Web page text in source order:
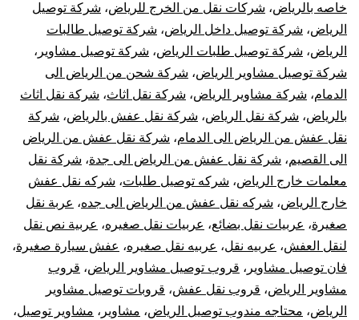
خاصه بالرياض، شركات نقل من الخرج للرياض، شركة توصيل
الرياض، شركة توصيل داخل الرياض، شركة توصيل طالبات
الرياض، شركة توصيل طلبات الرياض، شركة توصيل مشاوير ،
شركة توصيل مشاوير الرياض، شركة شحن من الرياض الى
الدمام، شركة مشاوير الرياض، شركة نقل اثاث، شركة نقل اثاث
بالرياض، شركة نقل الرياض، شركة نقل عفش بالرياض، شركة
نقل عفش من الرياض الى الدمام، شركة نقل عفش من الرياض
الى القصيم، شركة نقل عفش من الرياض الى جدة، شركة نقل
معلمات خارج الرياض، شركه توصيل طلبات، شركه نقل عفش
خارج الرياض، شركه نقل عفش من الرياض الى جده، عربة نقل
صغيرة، عربيات نقل بضائع، عربيات نقل صغيره، عربية نص نقل
لنقل العفش، عربيه نقل، عربيه نقل صغيره، عفش سيارة صغيرة،
فان توصيل مشاوير ، قروب توصيل مشاوير الرياض، قروب
مشاوير الرياض، قروب نقل عفش، قروبات توصيل مشاوير
الرياض، محتاجه مندوب توصيل الرياض، مشاوير ، مشاوير توصيل،